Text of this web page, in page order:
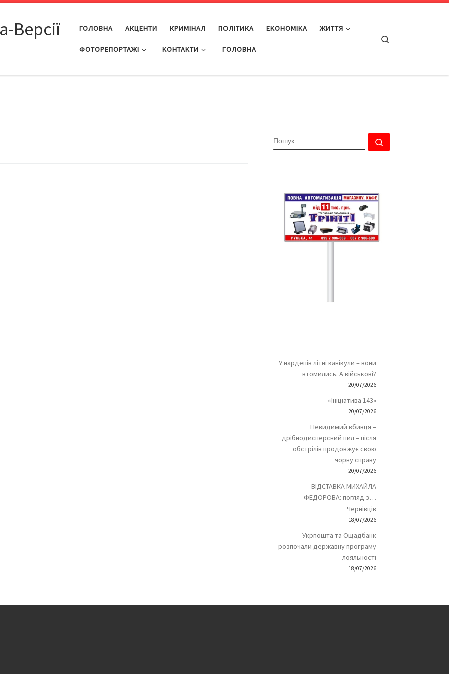
Версії ГОЛОВНА АКЦЕНТИ КРИМІНАЛ ПОЛІТИКА ЕКОНОМІКА ЖИТТЯ
ФОТОРЕПОРТАЖІ КОНТАКТИ ГОЛОВНА
ПОШУК
У нардепів літні канікули – вони
втомились. А військові?
20/07/2026
«Ініціатива 143»
20/07/2026
Невидимий вбивця –
дрібнодисперсний пил – після
обстрілів продовжує свою
чорну справу
20/07/2026
ВІДСТАВКА МИХАЙЛА
ФЕДОРОВА: погляд з…
Чернівців
18/07/2026
Укрпошта та Ощадбанк
розпочали державну програму
лояльності
18/07/2026